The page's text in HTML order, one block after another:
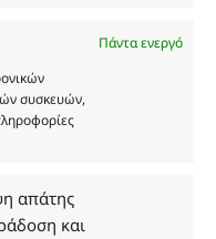
Πάντα ενεργό
συσκευών,
απάτης
και